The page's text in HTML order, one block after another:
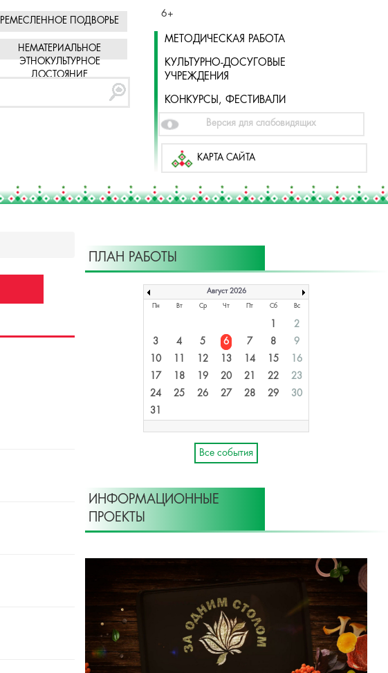
РЕМЕСЛЕННОЕ ПОДВОРЬЕ
НЕМАТЕРИАЛЬНОЕ
ЭТНОКУЛЬТУРНОЕ
ДОСТОЯНИЕ
6+
МЕТОДИЧЕСКАЯ РАБОТА
КУЛЬТУРНО-ДОСУГОВЫЕ
УЧРЕЖДЕНИЯ
КОНКУРСЫ, ФЕСТИВАЛИ
Версия для слабовидящих
КАРТА САЙТА
ПЛАН РАБОТЫ
Август 2026
Пн Вт Ср Чт Пт Сб Вс
1
2
3
4 5 6 7 8
9
10
11 12 13 14 15
16
17
18 19 20 21 22
23
24
25 26 27 28 29
30
31
Все события
ИНФОРМАЦИОННЫЕ
ПРОЕКТЫ